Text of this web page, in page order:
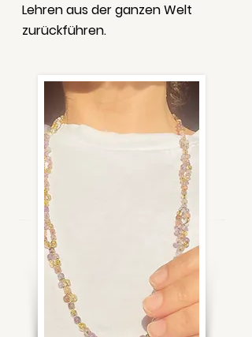
Lehren aus der ganzen Welt
zurückführen.